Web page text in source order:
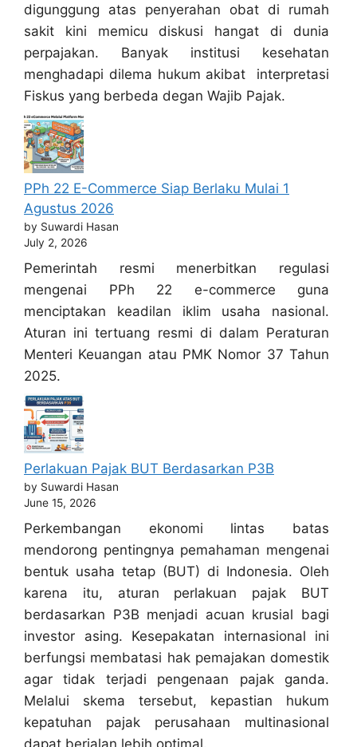
digunggung atas penyerahan obat di rumah
sakit kini memicu diskusi hangat di dunia
perpajakan. Banyak institusi kesehatan
menghadapi dilema hukum akibat interpretasi
Fiskus yang berbeda degan Wajib Pajak.
PPh 22 E-Commerce Siap Berlaku Mulai 1
Agustus 2026
by Suwardi Hasan
July 2, 2026
Pemerintah resmi menerbitkan regulasi
mengenai PPh 22 e-commerce guna
menciptakan keadilan iklim usaha nasional.
Aturan ini tertuang resmi di dalam Peraturan
Menteri Keuangan atau PMK Nomor 37 Tahun
2025.
Perlakuan Pajak BUT Berdasarkan P3B
by Suwardi Hasan
June 15, 2026
Perkembangan ekonomi lintas batas
mendorong pentingnya pemahaman mengenai
bentuk usaha tetap (BUT) di Indonesia. Oleh
karena itu, aturan perlakuan pajak BUT
berdasarkan P3B menjadi acuan krusial bagi
investor asing. Kesepakatan internasional ini
berfungsi membatasi hak pemajakan domestik
agar tidak terjadi pengenaan pajak ganda.
Melalui skema tersebut, kepastian hukum
kepatuhan pajak perusahaan multinasional
dapat berjalan lebih optimal.